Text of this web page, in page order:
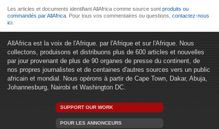
Les articles et documents identifiant AllAfrica comme source sont produits ou
commandés par AllAfrica . Pour tous vos commentaires ou questions, contactez-nous
ici
AllAfrica est la voix de l'Afrique. par l'Afrique et sur l'Afrique. Nous
collectons, produisons et distribuons plus de 600 articles et nouvelles
par jour provenant de plus de 90 organes de presse du continent, de
nos propres journalistes et de centaines d'autres sources vers un public
africain et mondial. Nous opérons à partir de Cape Town, Dakar, Abuja,
Johannesburg, Nairobi et Washington DC.
SUPPORT OUR WORK
POUR LES ANNONCEURS